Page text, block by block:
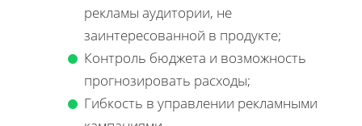
рекламы аудитории, не
заинтересованной в продукте;
Контроль бюджета и возможность
прогнозировать расходы;
Гибкость в управлении рекламными